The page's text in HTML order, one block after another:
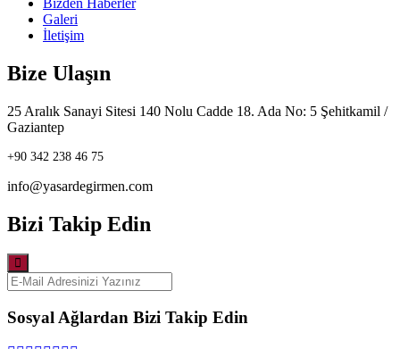
Galeri
İletişim
Bize Ulaşın
25 Aralık Sanayi Sitesi 140 Nolu Cadde 18. Ada No: 5 Şehitkamil /
Gaziantep
+90 342 238 46 75
info@yasardegirmen.com
Bizi Takip Edin
Sosyal Ağlardan Bizi Takip Edin